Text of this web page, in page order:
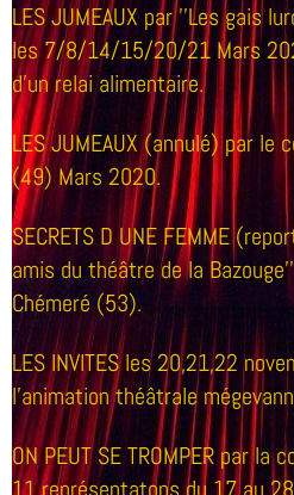
LES JUMEAUX par ''Les gais
les 7/8/14/15/20/21 Mars
d'un relai alimentaire.
LES JUMEAUX (annulé) par le
(49) Mars 2020.
SECRETS D UNE FEMME
amis du théâtre de la
Chémeré (53).
LES INVITES les 20,21,22
l'animation théâtrale
ON PEUT SE TROMPER par la